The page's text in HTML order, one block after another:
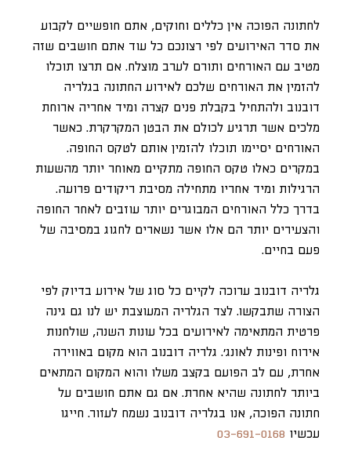
לחתונה הפוכה אין כללים וחוקים, אתם חופשיים לקבוע
את סדר האירועים לפי רצונכם כל עוד אתם חושבים שזה
מטיב עם האורחים ותורם לערב מוצלח. אם תרצו תוכלו
להזמין את האורחים שלכם לאירוע החתונה בגלריה
דובנוב ולהתחיל בקבלת פנים קצרה ומיד אחריה ארוחת
מלכים אשר תרגיע לכולם את הבטן המקרקרת. כאשר
האורחים יסיימו תוכלו להזמין אותם לטקס החופה.
במקרים כאלו טקס החופה מתקיים מאוחר יותר מהשעות
הרגילות ומיד אחריו מתחילה מסיבת ריקודים פרועה.
בדרך כלל האורחים המבוגרים יותר עוזבים לאחר החופה
והצעירים יותר הם אלו אשר נשארים לחגוג במסיבה של
פעם בחיים.
גלריה דובנוב ערוכה לקיים כל סוג של אירוע בדיוק לפי
הצורה שתבקשו. לצד הגלריה המעוצבת יש לנו גם גינה
פרטית המתאימה לאירועים בכל עונות השנה, שולחנות
אירוח ופינות לאונג׳. גלריה דובנוב הוא מקום באווירה
אחרת, עם לב הפועם בקצב משלו והוא המקום המתאים
ביותר לחתונה שהיא אחרת. אם גם אתם חושבים על
חתונה הפוכה, אנו בגלריה דובנוב נשמח לעזור. חייגו
עכשיו 03-691-0168